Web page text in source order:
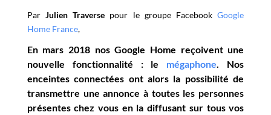
Par Julien Traverse pour le groupe FacebookGoogle
Home France,
En mars 2018 nos Google Home reçoivent une
nouvelle fonctionnalité : le mégaphone . Nos
enceintes connectées ont alors la possibilité de
transmettre une annonce à toutes les personnes
présentes chez vous en la diffusant sur tous vos